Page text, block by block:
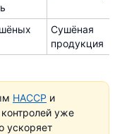
Сушёная
продукция
HACCP и
уже
ускоряет